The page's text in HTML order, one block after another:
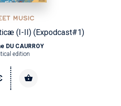
MUSIC
(I-II) (Expodcast#1)
DU CAURROY
edition